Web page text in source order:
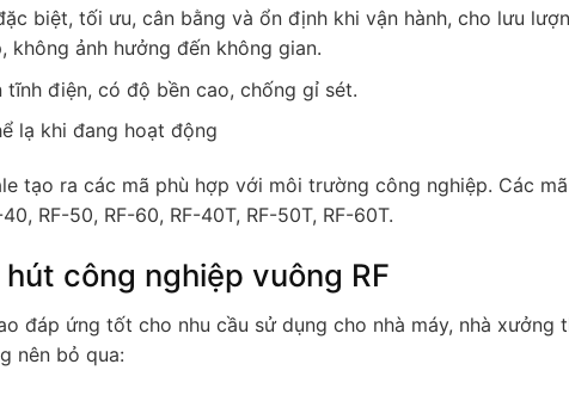
biệt, tối ưu, cân bằng và ổn định khi vận hành, cho lưu
ảnh hưởng đến không gian.
điện, có độ bền cao, chống gỉ sét.
lạ khi đang hoạt động
tạo ra các mã phù hợp với môi trường công nghiệp. Các
RF-50, RF-60, RF-40T, RF-50T, RF-60T.
công nghiệp vuông RF
đáp ứng tốt cho nhu cầu sử dụng cho nhà máy, nhà xưởng
nên bỏ qua: